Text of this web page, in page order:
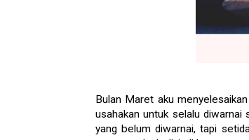
Bulan Maret aku
usahakan untuk selalu
yang belum diwarnai, tapi